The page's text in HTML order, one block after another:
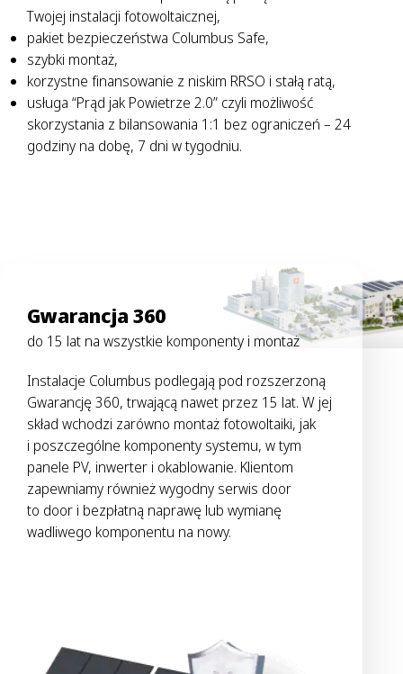
Twojej instalacji fotowoltaicznej,
pakiet bezpieczeństwa Columbus Safe,
szybki montaż,
korzystne finansowanie z niskim RRSO i stałą ratą,
usługa “Prąd jak Powietrze 2.0” czyli możliwość
skorzystania z bilansowania 1:1 bez ograniczeń – 24
godziny na dobę, 7 dni w tygodniu.
Gwarancja 360
do 15 lat na wszystkie komponenty i montaż
Instalacje Columbus podlegają pod rozszerzoną
Gwarancję 360, trwającą nawet przez 15 lat. W jej
skład wchodzi zarówno montaż fotowoltaiki, jak
i poszczególne komponenty systemu, w tym
panele PV, inwerter i okablowanie. Klientom
zapewniamy również wygodny serwis door
to door i bezpłatną naprawę lub wymianę
wadliwego komponentu na nowy.